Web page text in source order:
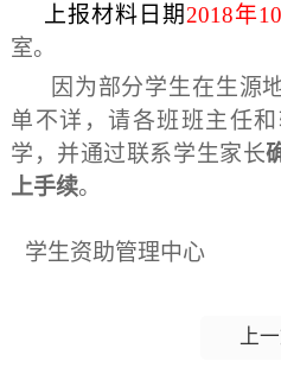
上报材料日期2018年
室。
因为部分学生在生源
单不详，请各班班主任
学，并通过联系学生家长
上手续。
学生资助管理中心
上